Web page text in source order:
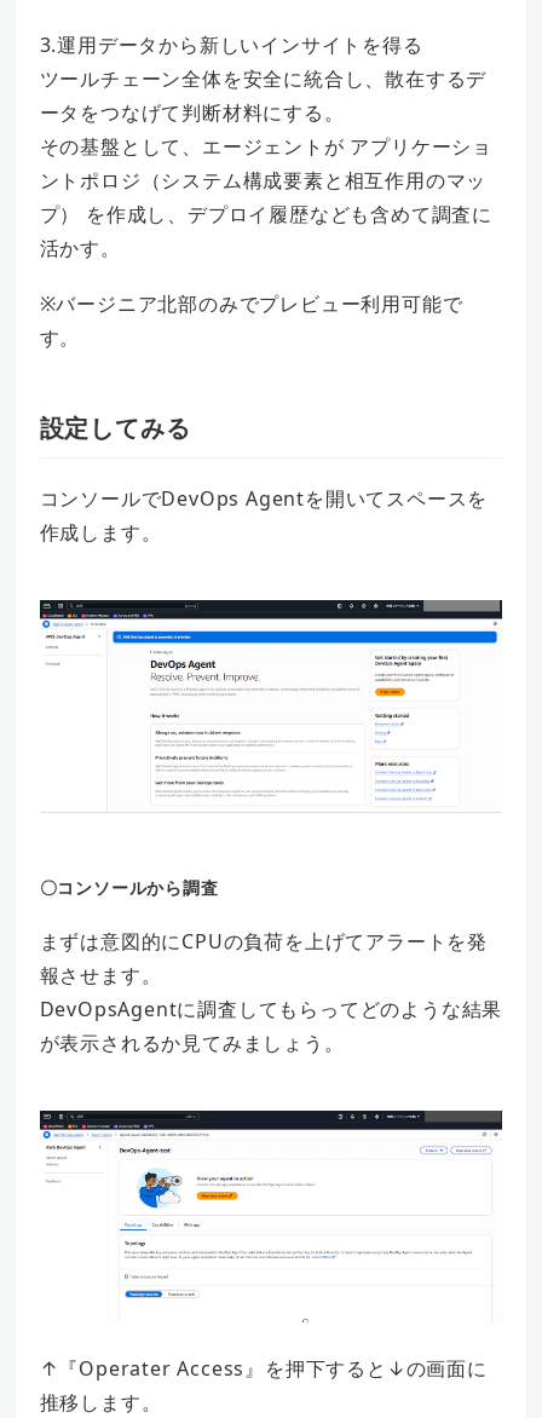
3.運用データから新しいインサイトを得る
ツールチェーン全体を安全に統合し、散在するデ
ータをつなげて判断材料にする。
その基盤として、エージェントが アプリケーショ
ントポロジ（システム構成要素と相互作用のマッ
プ） を作成し、デプロイ履歴なども含めて調査に
活かす。
※バージニア北部のみでプレビュー利用可能で
す。
設定してみる
コンソールでDevOps Agentを開いてスペースを
作成します。
〇コンソールから調査
まずは意図的にCPUの負荷を上げてアラートを発
報させます。
DevOpsAgentに調査してもらってどのような結果
が表示されるか見てみましょう。
↑『Operater Access』を押下すると↓の画面に
推移します。